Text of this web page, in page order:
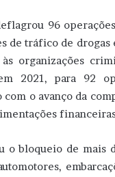
96
de tráfico de
organizações
2021, para 92
o avanço da
o bloqueio de